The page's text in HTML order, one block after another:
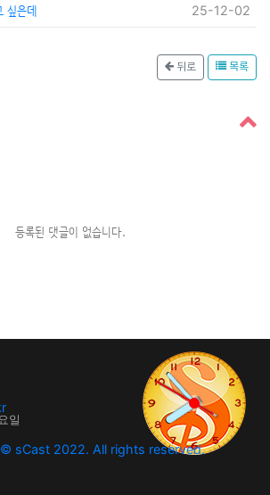
싶은데 25-12-02
뒤로 목록
등록된 댓글이 없습니다.
sCast 2022. All rights reserved.